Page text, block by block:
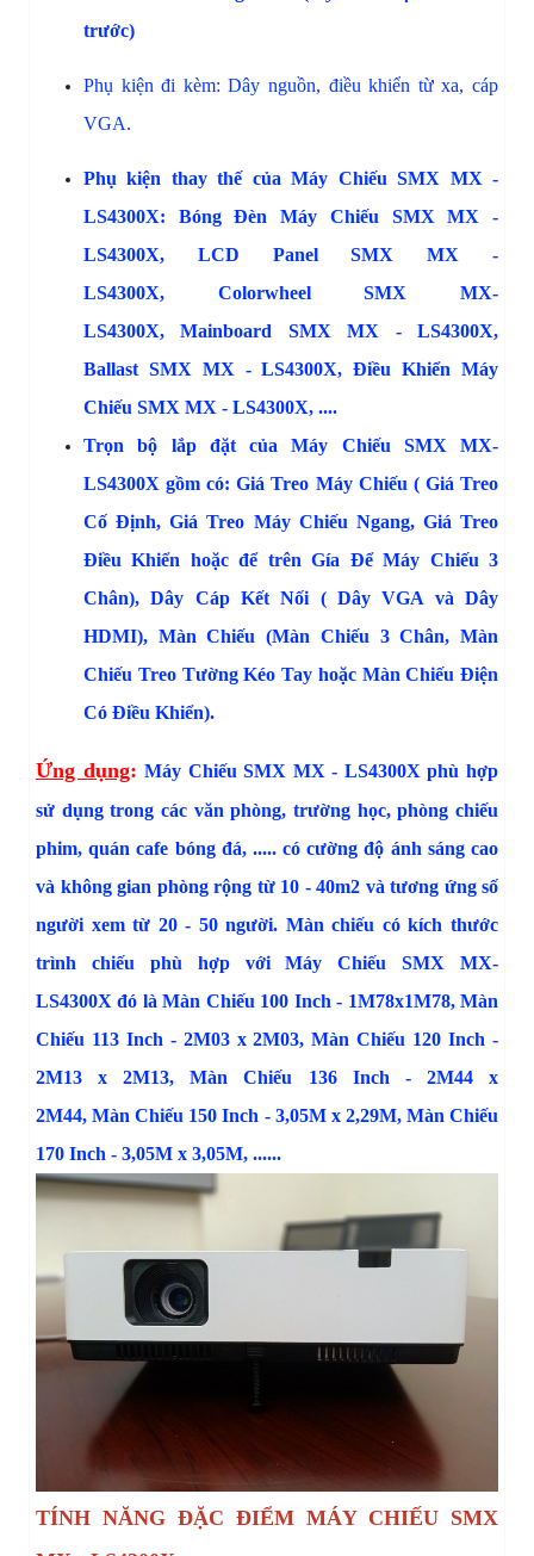
trước)
Phụ kiện đi kèm: Dây nguồn, điều khiển từ xa, cáp
VGA.
Phụ kiện thay thế của Máy Chiếu SMX MX -
LS4300X: Bóng Đèn Máy Chiếu SMX MX -
LS4300X, LCD Panel SMX MX -
LS4300X, Colorwheel SMX MX-
LS4300X,Mainboard SMX MX - LS4300X,
Ballast SMX MX - LS4300X,Điều Khiển Máy
Chiếu SMX MX - LS4300X, ....
Trọn bộ lắp đặt của Máy Chiếu SMX MX-
LS4300X gồm có:Giá Treo Máy Chiếu ( Giá Treo
Cố Định,Giá Treo Máy Chiếu Ngang, Giá Treo
Điều Khiển hoặc để trênGía Để Máy Chiếu 3
Chân),Dây Cáp Kết Nối ( Dây VGA và Dây
HDMI), Màn Chiếu (Màn Chiếu 3 Chân,Màn
Chiếu Treo Tường Kéo Tay hoặc Màn Chiếu Điện
Có Điều Khiển).
Ứng dụng:Máy ChiếuSMX MX - LS4300X phù hợp
sử dụng trong các văn phòng, trường học, phòng chiếu
phim, quán cafe bóng đá, ..... có cường độ ánh sáng cao
và không gian phòng rộng từ 10 - 40m2 và tương ứng số
người xem từ 20 - 50 người. Màn chiếu có kích thước
trình chiếu phù hợp với Máy Chiếu
SMX MX-
LS4300X đó là Màn Chiếu 100 Inch - 1M78x1M78,Màn
Chiếu 113 Inch - 2M03 x 2M03, Màn Chiếu 120 Inch -
2M13 x 2M13,Màn Chiếu 136 Inch - 2M44 x
2M44, Màn Chiếu 150 Inch - 3,05M x 2,29M, Màn Chiếu
170 Inch - 3,05M x 3,05M, ......
TÍNH NĂNG ĐẶC ĐIỂM MÁY CHIẾU SMX